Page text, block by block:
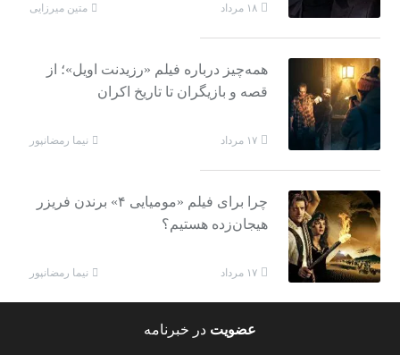
۱۸ مرداد متین میرزایی
همه‌چیز درباره فیلم «رزیدنت اویل»؛ از
قصه و بازیگران تا تاریخ اکران
۱۷ مرداد نیما رمضانپور
چرا برای فیلم «مومیایی ۴» برندن فریزر
هیجان‌زده هستیم؟
۱۷ مرداد نیما رمضانپور
عضویت در خبرنامه